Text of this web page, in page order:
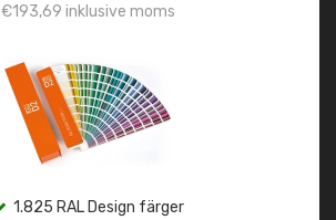
€193,69 inklusive moms
1.825 RAL Design färger